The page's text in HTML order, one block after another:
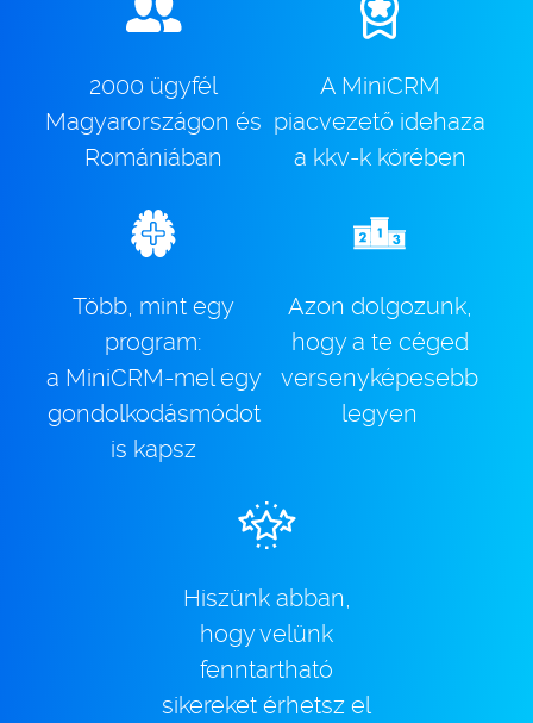
2000 ügyfél
Magyarországon és
Romániában
A MiniCRM
piacvezető idehaza
a kkv-k körében
Több, mint egy
program:
a MiniCRM-mel egy
gondolkodásmódot
is kapsz
Azon dolgozunk,
hogy a te céged
versenyképesebb
legyen
Hiszünk abban,
hogy velünk
fenntartható
sikereket érhetsz el